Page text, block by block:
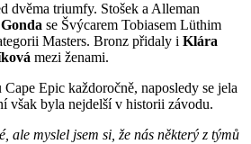
dvěma triumfy. Stošek a Alleman
se Švýcarem Tobiasem Lüthim
Masters. Bronz přidaly i Klára
mezi ženami.
Epic každoročně, naposledy se jela
však byla nejdelší v historii závodu.
ale myslel jsem si, že nás některý z týmů